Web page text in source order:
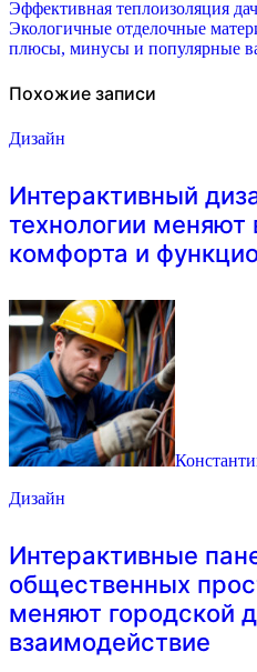
Навигация
по
записям
Эффективная теплоизоляция
Экологичные отделочные
плюсы, минусы и популярные
Похожие записи
Дизайн
Интерактивный
технологии меняют
комфорта и
Дизайн
Интерактивные
общественных
меняют городской
взаимодействие